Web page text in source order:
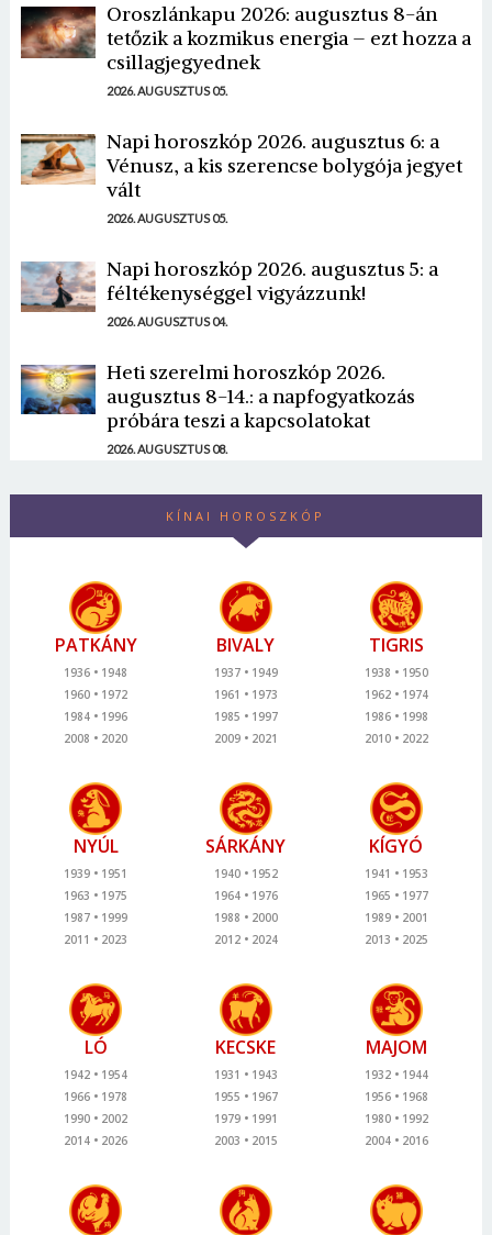
Oroszlánkapu 2026: augusztus 8-án
tetőzik a kozmikus energia – ezt hozza a
csillagjegyednek
2026. AUGUSZTUS 05.
Napi horoszkóp 2026. augusztus 6: a
Vénusz, a kis szerencse bolygója jegyet
vált
2026. AUGUSZTUS 05.
Napi horoszkóp 2026. augusztus 5: a
féltékenységgel vigyázzunk!
2026. AUGUSZTUS 04.
Heti szerelmi horoszkóp 2026.
augusztus 8-14.: a napfogyatkozás
próbára teszi a kapcsolatokat
2026. AUGUSZTUS 08.
KÍNAI HOROSZKÓP
PATKÁNY
1936
1948
1960
1972
1984
1996
2008
2020
BIVALY
1937
1949
1961
1973
1985
1997
2009
2021
TIGRIS
1938
1950
1962
1974
1986
1998
2010
2022
NYÚL
1939
1951
1963
1975
1987
1999
2011
2023
SÁRKÁNY
1940
1952
1964
1976
1988
2000
2012
2024
KÍGYÓ
1941
1953
1965
1977
1989
2001
2013
2025
LÓ
1942
1954
1966
1978
1990
2002
2014
2026
KECSKE
1931
1943
1955
1967
1979
1991
2003
2015
MAJOM
1932
1944
1956
1968
1980
1992
2004
2016